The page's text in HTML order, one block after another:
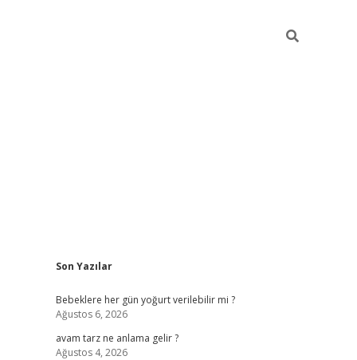
Sidebar
Son Yazılar
Bebeklere her gün yoğurt verilebilir mi ?
Ağustos 6, 2026
avam tarz ne anlama gelir ?
Ağustos 4, 2026